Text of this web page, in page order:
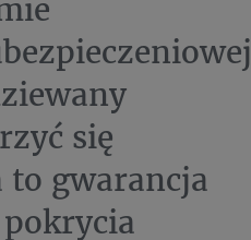
się
to gwarancja